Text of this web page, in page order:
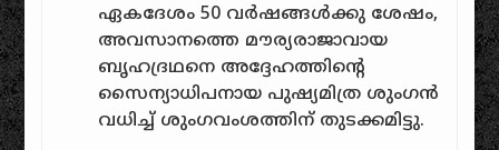
ഏകദേശം 50 വർഷങ്ങൾക്കു ശേഷം,
അവസാനത്തെ മൗര്യരാജാവായ
ബൃഹദ്രഥനെ അദ്ദേഹത്തിന്റെ
സൈന്യാധിപനായ പുഷ്യമിത്ര ശുംഗൻ
വധിച്ച് ശുംഗവംശത്തിന് തുടക്കമിട്ടു.